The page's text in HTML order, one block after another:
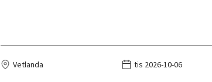
Vetlanda tis 2026-10-06